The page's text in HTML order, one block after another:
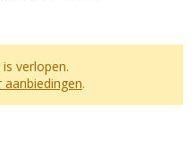
verlopen.
aanbiedingen.